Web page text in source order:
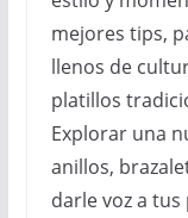
mejores tips,
llenos de
platillos
Explorar una
anillos,
darle voz a